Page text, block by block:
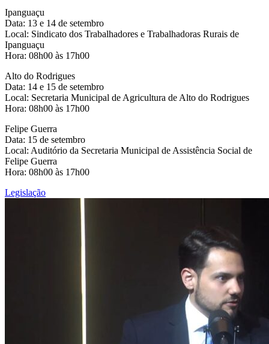
Ipanguaçu
Data: 13 e 14 de setembro
Local: Sindicato dos Trabalhadores e Trabalhadoras Rurais de
Ipanguaçu
Hora: 08h00 às 17h00
Alto do Rodrigues
Data: 14 e 15 de setembro
Local: Secretaria Municipal de Agricultura de Alto do Rodrigues
Hora: 08h00 às 17h00
Felipe Guerra
Data: 15 de setembro
Local: Auditório da Secretaria Municipal de Assistência Social de
Felipe Guerra
Hora: 08h00 às 17h00
Legislação